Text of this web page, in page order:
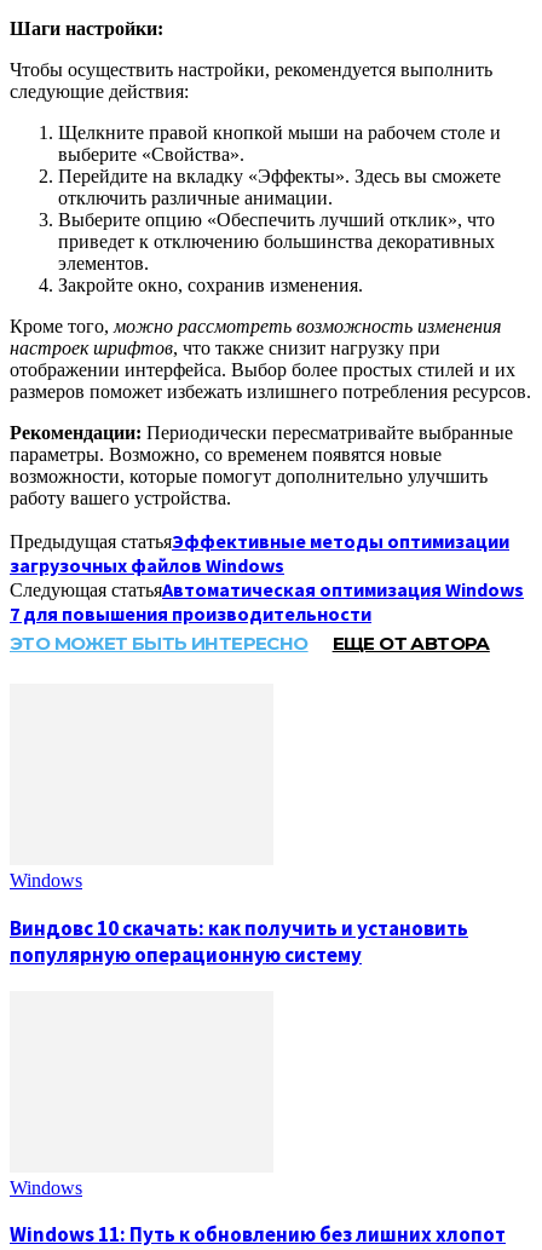
Шаги настройки:
Чтобы осуществить настройки, рекомендуется выполнить
следующие действия:
Щелкните правой кнопкой мыши на рабочем столе и
выберите «Свойства».
Перейдите на вкладку «Эффекты». Здесь вы сможете
отключить различные анимации.
Выберите опцию «Обеспечить лучший отклик», что
приведет к отключению большинства декоративных
элементов.
Закройте окно, сохранив изменения.
Кроме того, можно рассмотреть возможность изменения
настроек шрифтов, что также снизит нагрузку при
отображении интерфейса. Выбор более простых стилей и их
размеров поможет избежать излишнего потребления ресурсов.
Рекомендации: Периодически пересматривайте выбранные
параметры. Возможно, со временем появятся новые
возможности, которые помогут дополнительно улучшить
работу вашего устройства.
Предыдущая статьяЭффективные методы оптимизации
загрузочных файлов Windows
Следующая статьяАвтоматическая оптимизация Windows
7 для повышения производительности
ЭТО МОЖЕТ БЫТЬ ИНТЕРЕСНО ЕЩЕ ОТ АВТОРА
Windows
Виндовс 10 скачать: как получить и установить
популярную операционную систему
Windows
Windows 11: Путь к обновлению без лишних хлопот